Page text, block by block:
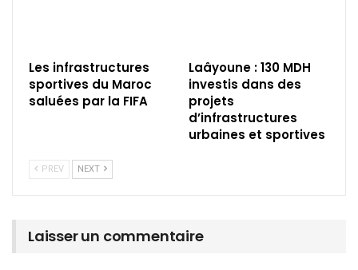
Les infrastructures
sportives du Maroc
saluées par la FIFA
Laâyoune : 130 MDH
investis dans des
projets
d’infrastructures
urbaines et sportives
PREV NEXT
Laisser un commentaire